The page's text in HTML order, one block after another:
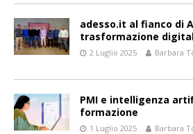
adesso.it al fianco di
trasformazione
2 Luglio 2025 Barbara
PMI e intelligenza
formazione
1 Luglio 2025 Barbara